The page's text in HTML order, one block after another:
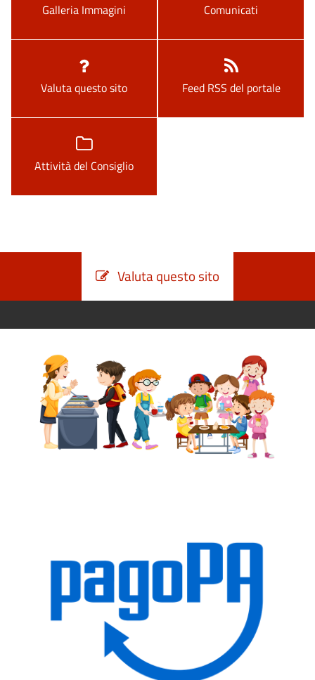
Galleria Immagini Comunicati
Valuta questo sito Feed RSS del portale
Attività del Consiglio
Valuta questo sito